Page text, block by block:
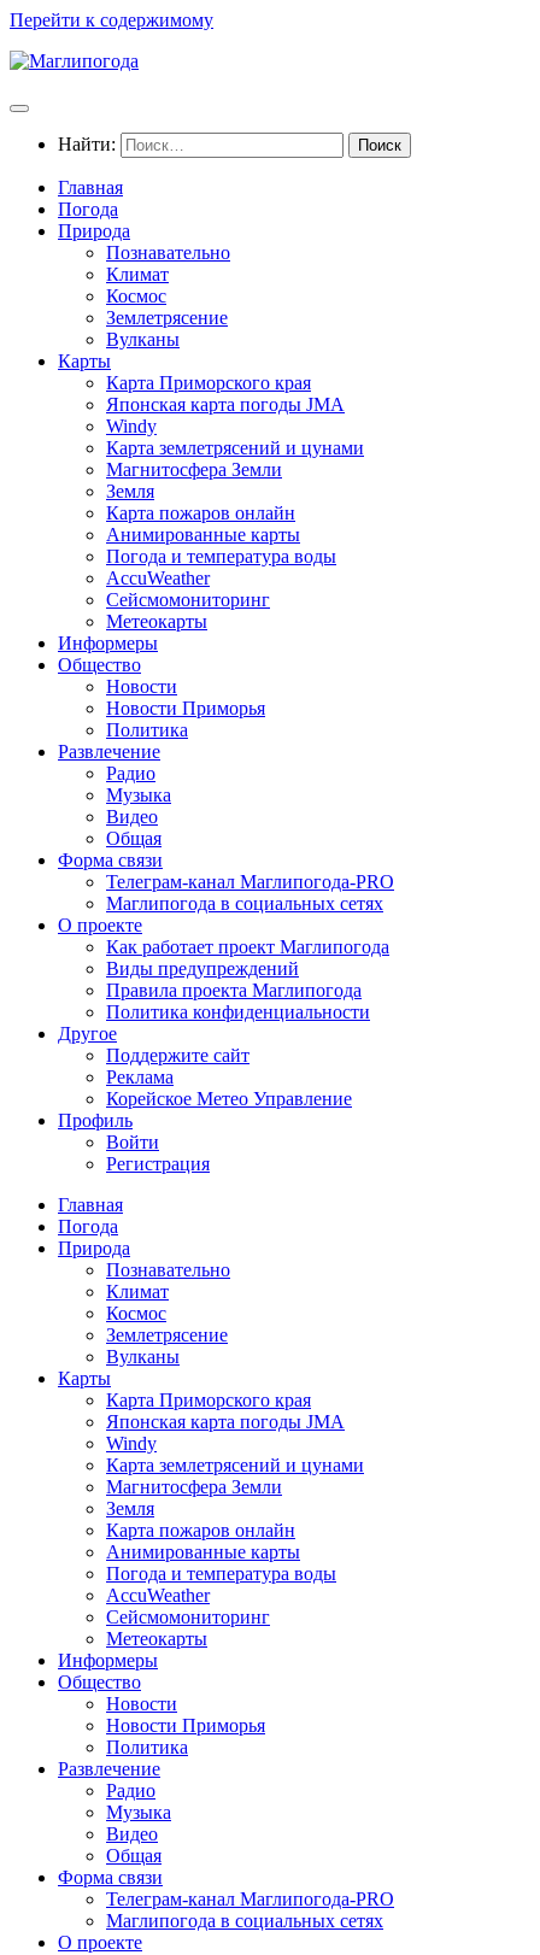
Перейти к содержимому
Найти:
Главная
Погода
Природа
Познавательно
Климат
Космос
Землетрясение
Вулканы
Карты
Карта Приморского края
Японская карта погоды JMA
Windy
Карта землетрясений и цунами
Магнитосфера Земли
Земля
Карта пожаров онлайн
Анимированные карты
Погода и температура воды
AccuWeather
Сейсмомониторинг
Метеокарты
Информеры
Общество
Новости
Новости Приморья
Политика
Развлечение
Радио
Музыка
Видео
Общая
Форма связи
Телеграм-канал Маглипогода-PRO
Маглипогода в социальных сетях
О проекте
Как работает проект Маглипогода
Виды предупреждений
Правила проекта Маглипогода
Политика конфиденциальности
Другое
Поддержите сайт
Реклама
Корейское Метео Управление
Профиль
Войти
Регистрация
Главная
Погода
Природа
Познавательно
Климат
Космос
Землетрясение
Вулканы
Карты
Карта Приморского края
Японская карта погоды JMA
Windy
Карта землетрясений и цунами
Магнитосфера Земли
Земля
Карта пожаров онлайн
Анимированные карты
Погода и температура воды
AccuWeather
Сейсмомониторинг
Метеокарты
Информеры
Общество
Новости
Новости Приморья
Политика
Развлечение
Радио
Музыка
Видео
Общая
Форма связи
Телеграм-канал Маглипогода-PRO
Маглипогода в социальных сетях
О проекте